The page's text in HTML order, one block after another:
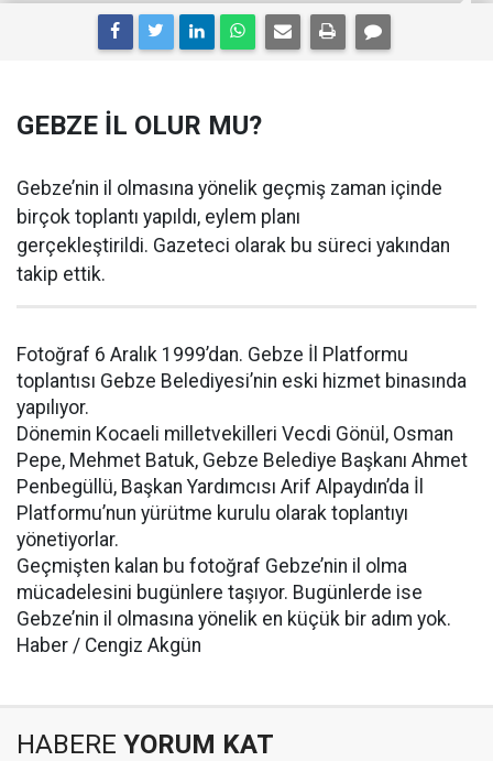
GEBZE İL OLUR MU?
Gebze’nin il olmasına yönelik geçmiş zaman içinde
birçok toplantı yapıldı, eylem planı
gerçekleştirildi. Gazeteci olarak bu süreci yakından
takip ettik.
Fotoğraf 6 Aralık 1999’dan. Gebze İl Platformu
toplantısı Gebze Belediyesi’nin eski hizmet binasında
yapılıyor.
Dönemin Kocaeli milletvekilleri Vecdi Gönül, Osman
Pepe, Mehmet Batuk, Gebze Belediye Başkanı Ahmet
Penbegüllü, Başkan Yardımcısı Arif Alpaydın’da İl
Platformu’nun yürütme kurulu olarak toplantıyı
yönetiyorlar.
Geçmişten kalan bu fotoğraf Gebze’nin il olma
mücadelesini bugünlere taşıyor. Bugünlerde ise
Gebze’nin il olmasına yönelik en küçük bir adım yok.
Haber / Cengiz Akgün
HABERE YORUM KAT